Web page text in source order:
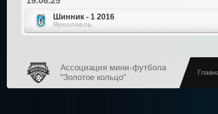
Шинник - 1 2016
Ярославль
Ассоциация мини-футбола
"Золотое кольцо"